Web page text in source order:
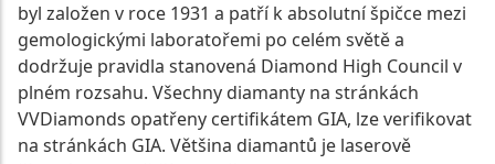
byl založen v roce 1931 a patří k absolutní špičce mezi
gemologickými laboratořemi po celém světě a
dodržuje pravidla stanovená Diamond High Council v
plném rozsahu. Všechny diamanty na stránkách
VVDiamonds opatřeny certifikátem GIA, lze verifikovat
na stránkách GIA. Většina diamantů je laserově